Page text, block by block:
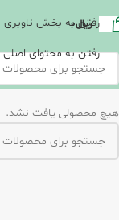
رفتن به بخش ناوبری
رفتن به محتوای اصلی
ریال0
هیچ محصولی یافت نشد.